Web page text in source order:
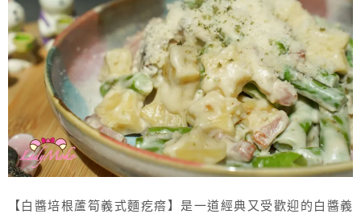
【白醬培根蘆筍義式麵疙瘩】是一道經典又受歡迎的白醬義